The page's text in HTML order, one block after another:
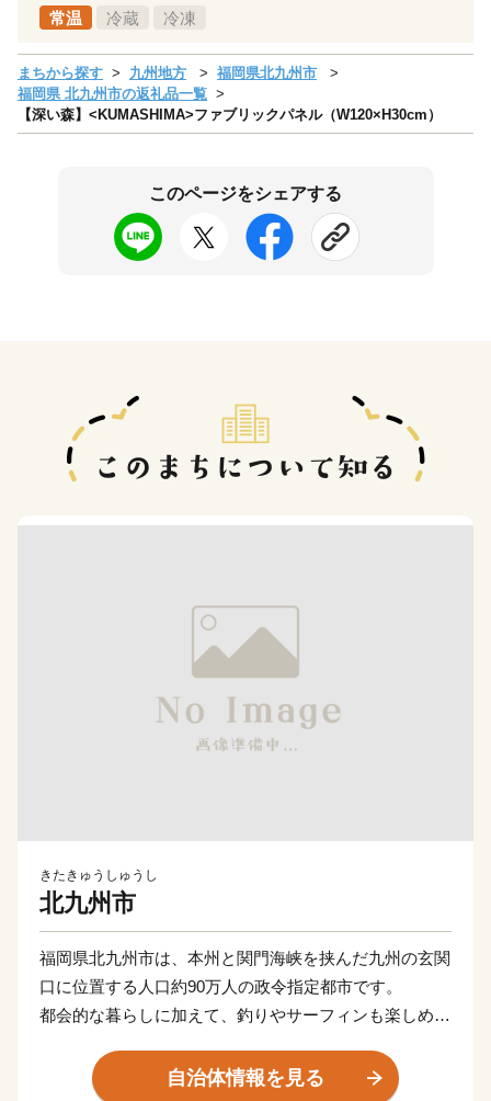
常温 冷蔵 冷凍
まちから探す 九州地方
福岡県北九州市
福岡県 北九州市の返礼品一覧
【深い森】<KUMASHIMA>ファブリックパネル（W120×H30cm）
このページをシェアする
きたきゅうしゅうし
北九州市
福岡県北九州市は、本州と関門海峡を挟んだ九州の玄関
口に位置する人口約90万人の政令指定都市です。
都会的な暮らしに加えて、釣りやサーフィンも楽しめる
まれた、地方暮らしの両方を楽しめる都市です。
自治体情報を見る